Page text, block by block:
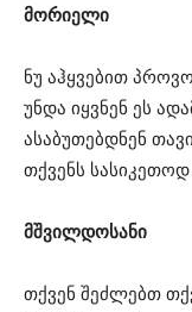
მორიელი
ნუ აჰყვებით
უნდა იყვნენ ეს
ასაბუთებდნენ
თქვენს
მშვილდოსანი
თქვენ შეძლებთ